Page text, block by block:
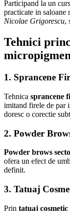
Participand la un
practicate in saloane
Nicolae Grigorescu,
Tehnici
1. Sprancene
Tehnica sprancene
imitand firele de par
doresc o corectie
2. Powder
Powder brows
ofera un efect de
definit.
3. Tatuaj
Prin tatuaj cosmetic